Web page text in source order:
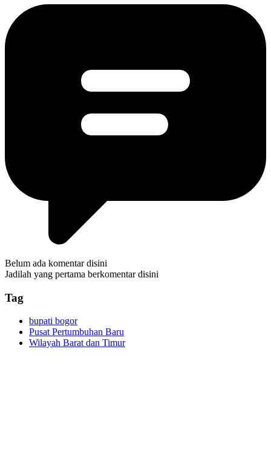
Belum ada komentar disini
Jadilah yang pertama berkomentar disini
Tag
bupati bogor
Pusat Pertumbuhan Baru
Wilayah Barat dan Timur